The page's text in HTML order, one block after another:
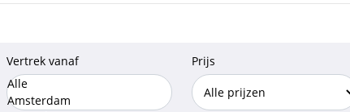
Vertrek vanaf
Alle
Amsterdam
Prijs